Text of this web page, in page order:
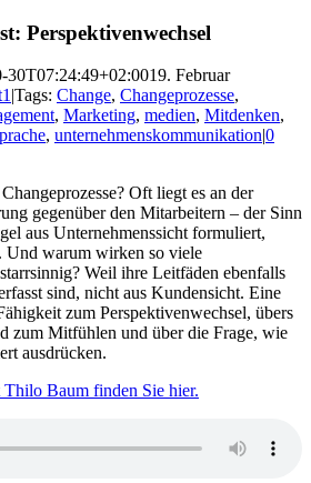
Perspektivenwechsel
30T07:24:49+02:0019. Februar
|Tags: Change, Changeprozesse,
, Marketing, medien, Mitdenken,
, unternehmenskommunikation|0
Oft liegt es an der
gegenüber den Mitarbeitern – der Sinn
aus Unternehmenssicht formuliert,
Und warum wirken so viele
Weil ihre Leitfäden ebenfalls
sind, nicht aus Kundensicht. Eine
zum Perspektivenwechsel, übers
zum Mitfühlen und über die Frage, wie
ausdrücken.
Baum finden Sie hier.